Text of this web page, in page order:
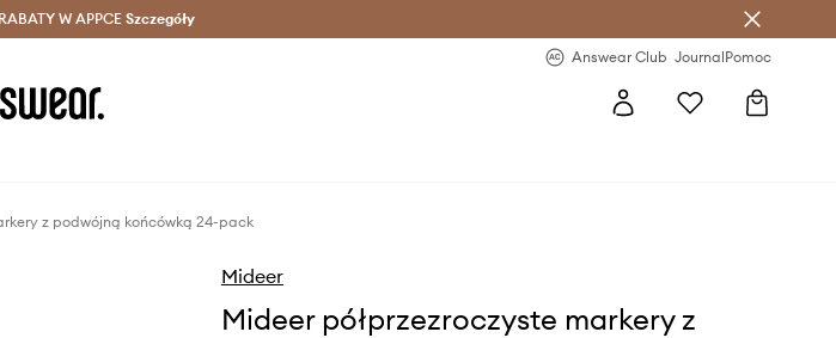
Dostawa nawet w 24h >
W APPCE Szczegóły
Answear Club JournalPomoc
z podwójną końcówką 24-pack
Mideer
Mideer półprzezroczyste markery z